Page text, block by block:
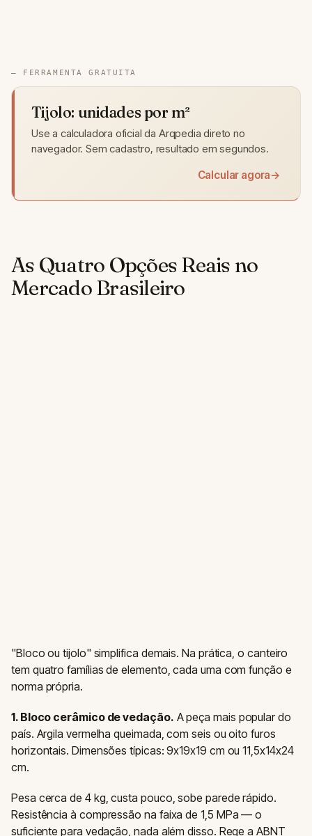
— FERRAMENTA GRATUITA
Tijolo: unidades por m²
Use a calculadora oficial da Arqpedia direto no
navegador. Sem cadastro, resultado em segundos.
Calcular agora→
As Quatro Opções Reais no
Mercado Brasileiro
"Bloco ou tijolo" simplifica demais. Na prática, o canteiro
tem quatro famílias de elemento, cada uma com função e
norma própria.
1. Bloco cerâmico de vedação. A peça mais popular do
país. Argila vermelha queimada, com seis ou oito furos
horizontais. Dimensões típicas: 9x19x19 cm ou 11,5x14x24
cm.
Pesa cerca de 4 kg, custa pouco, sobe parede rápido.
Resistência à compressão na faixa de 1,5 MPa — o
suficiente para vedação, nada além disso. Rege a ABNT